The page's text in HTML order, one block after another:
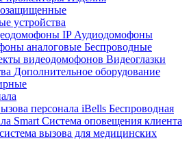
устройства
IP Аудиодомофоны
аналоговые Беспроводные
видеодомофонов Видеоглазки
Дополнительное оборудование
персонала iBells Беспроводная
Smart Система оповещения клиента
вызова для медицинских